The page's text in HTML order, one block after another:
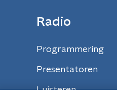
Radio
Programmering
Presentatoren
Luisteren